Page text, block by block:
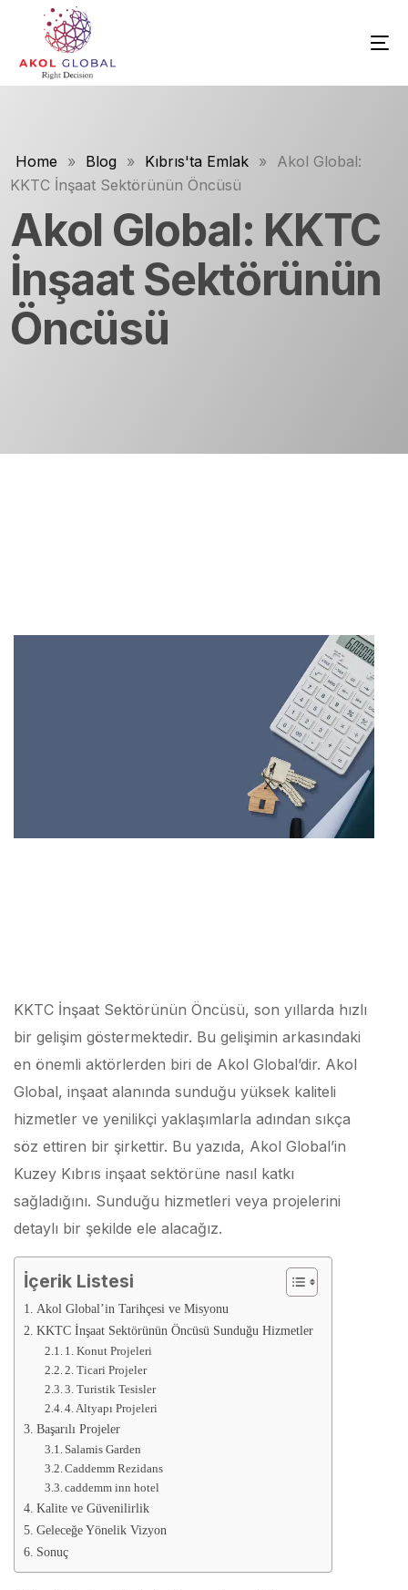
Home » Blog » Kıbrıs'ta Emlak »
Akol Global:
KKTC İnşaat Sektörünün Öncüsü
Akol Global: KKTC
İnşaat Sektörünün
Öncüsü
KKTC İnşaat Sektörünün Öncüsü, son yıllarda hızlı
bir gelişim göstermektedir. Bu gelişimin arkasındaki
en önemli aktörlerden biri de Akol Global’dir. Akol
Global, inşaat alanında sunduğu yüksek kaliteli
hizmetler ve yenilikçi yaklaşımlarla adından sıkça
söz ettiren bir şirkettir. Bu yazıda, Akol Global’in
Kuzey Kıbrıs inşaat sektörüne nasıl katkı
sağladığını. Sunduğu hizmetleri veya projelerini
detaylı bir şekilde ele alacağız.
İçerik Listesi
Akol Global’in Tarihçesi ve Misyonu
KKTC İnşaat Sektörünün Öncüsü Sunduğu Hizmetler
1. Konut Projeleri
2. Ticari Projeler
3. Turistik Tesisler
4. Altyapı Projeleri
Başarılı Projeler
Salamis Garden
Caddemm Rezidans
caddemm inn hotel
Kalite ve Güvenilirlik
Geleceğe Yönelik Vizyon
Sonuç